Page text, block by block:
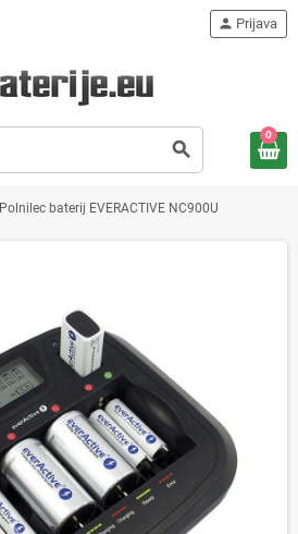
search
person Prijava
0
Polnilec baterij EVERACTIVE NC900U